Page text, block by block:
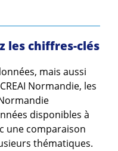
les chiffres-clés
mais aussi
Normandie, les
disponibles à
une comparaison
thématiques.